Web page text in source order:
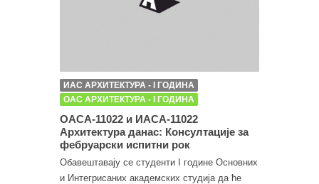
ИАС АРХИТЕКТУРА - I ГОДИНА
ОАС АРХИТЕКТУРА - I ГОДИНА
ОАСА-11022 и ИАСА-11022
Архитектура данас: Консултације за
фебруарски испитни рок
Обавештавају се студенти I године Основних
и Интегрисаних академских студија да ће